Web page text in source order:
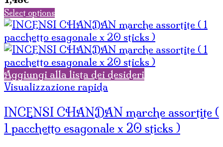
Select options
Aggiungi alla lista dei desideri
Visualizzazione rapida
INCENSI CHANDAN marche assortite (
1 pacchetto esagonale x 20 sticks )